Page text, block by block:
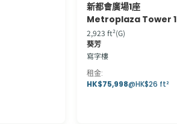
新都會廣場1座
Metroplaza Tower 1
2,923 ft²(G)
葵芳
寫字樓
租金:
HK$75,998@HK$26 ft²